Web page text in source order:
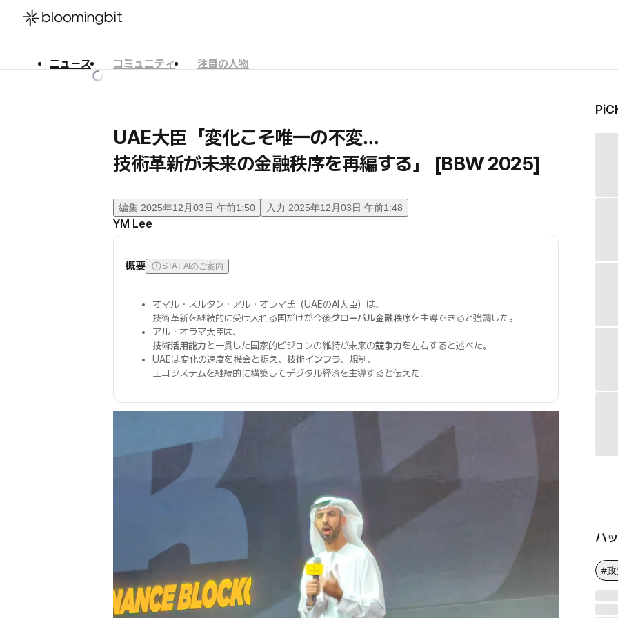
ニュース コミュニティ
注目の人物
UAE大臣「変化こそ唯一の不変…
技術革新が未来の金融秩序を再編する」 [BBW 2025]
編集 2025年12月03日 午前1:50 入力 2025年12月03日 午前1:48
YM Lee
概要 STAT AIのご案内
オマル・スルタン・アル・オラマ氏（UAEのAI大臣）は、
技術革新を継続的に受け入れる国だけが今後グローバル金融秩序を主導できると強調した。
アル・オラマ大臣は、
技術活用能力と一貫した国家的ビジョンの維持が未来の競争力を左右すると述べた。
UAEは変化の速度を機会と捉え、 技術インフラ、規制、
エコシステムを継続的に構築してデジタル経済を主導すると伝えた。
ハ
#